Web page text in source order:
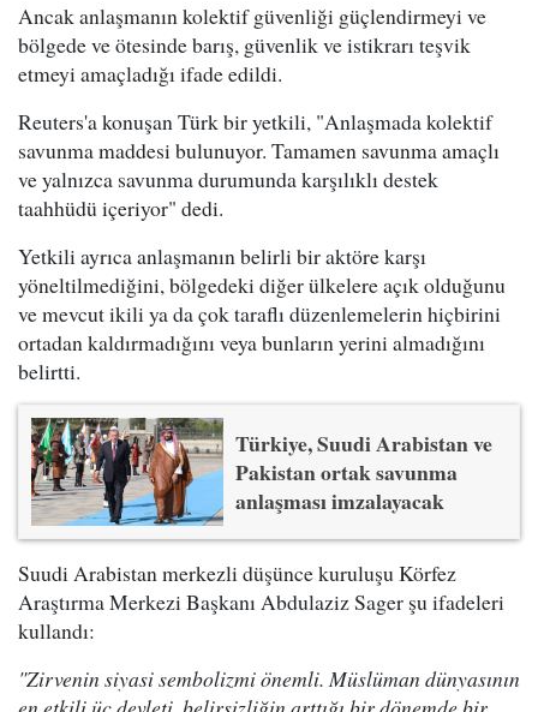
Ancak anlaşmanın kolektif güvenliği güçlendirmeyi ve
bölgede ve ötesinde barış, güvenlik ve istikrarı teşvik
etmeyi amaçladığı ifade edildi.
Reuters'a konuşan Türk bir yetkili, "Anlaşmada kolektif
savunma maddesi bulunuyor. Tamamen savunma amaçlı
ve yalnızca savunma durumunda karşılıklı destek
taahhüdü içeriyor" dedi.
Yetkili ayrıca anlaşmanın belirli bir aktöre karşı
yöneltilmediğini, bölgedeki diğer ülkelere açık olduğunu
ve mevcut ikili ya da çok taraflı düzenlemelerin hiçbirini
ortadan kaldırmadığını veya bunların yerini almadığını
belirtti.
Türkiye, Suudi Arabistan ve
Pakistan ortak savunma
anlaşması imzalayacak
Suudi Arabistan merkezli düşünce kuruluşu Körfez
Araştırma Merkezi Başkanı Abdulaziz Sager şu ifadeleri
kullandı:
"Zirvenin siyasi sembolizmi önemli. Müslüman dünyasının